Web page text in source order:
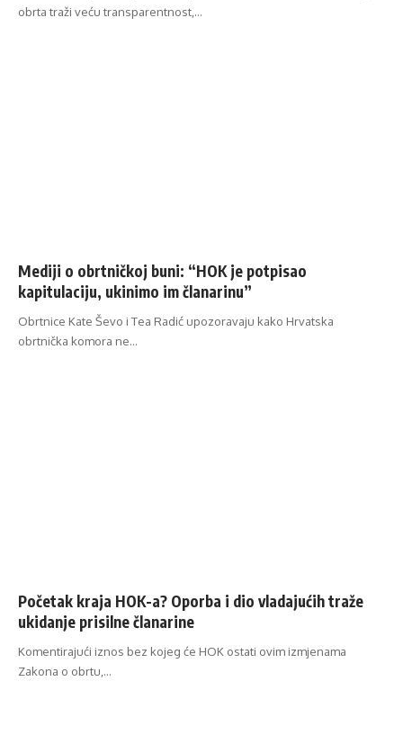
obrta traži veću transparentnost,…
Mediji o obrtničkoj buni: “HOK je potpisao
kapitulaciju, ukinimo im članarinu”
Obrtnice Kate Ševo i Tea Radić upozoravaju kako Hrvatska
obrtnička komora ne…
Početak kraja HOK-a? Oporba i dio vladajućih traže
ukidanje prisilne članarine
Komentirajući iznos bez kojeg će HOK ostati ovim izmjenama
Zakona o obrtu,…